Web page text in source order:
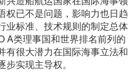
权已不是问题，影响力也日趋
业标准、技术规则的制定总体
A类理事国和世界排名前列的
有很大潜力在国际海事立法和
实现主导权。